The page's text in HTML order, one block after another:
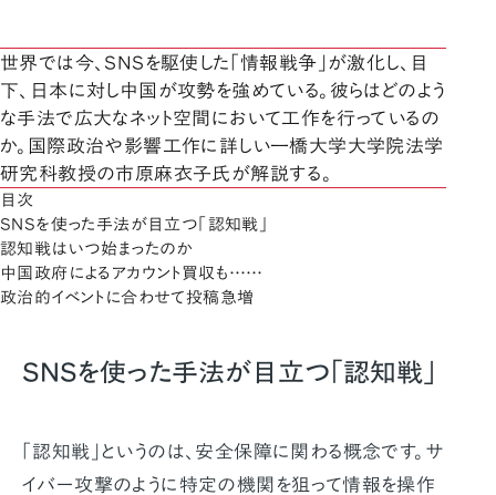
世界では今、SNSを駆使した「情報戦争」が激化し、目
下、日本に対し中国が攻勢を強めている。彼らはどのよう
な手法で広大なネット空間において工作を行っているの
か。国際政治や影響工作に詳しい一橋大学大学院法学
研究科教授の市原麻衣子氏が解説する。
目次
SNSを使った手法が目立つ「認知戦」
認知戦はいつ始まったのか
中国政府によるアカウント買収も……
政治的イベントに合わせて投稿急増
SNSを使った手法が目立つ「認知戦」
「認知戦」というのは、安全保障に関わる概念です。サ
イバー攻撃のように特定の機関を狙って情報を操作